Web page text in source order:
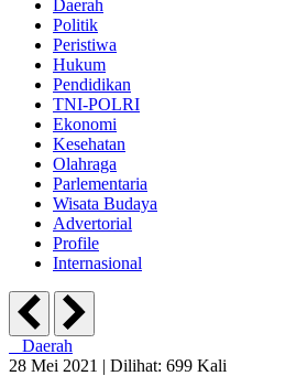
Daerah
Politik
Peristiwa
Hukum
Pendidikan
TNI-POLRI
Ekonomi
Kesehatan
Olahraga
Parlementaria
Wisata Budaya
Advertorial
Profile
Internasional
Daerah
28 Mei 2021 | Dilihat: 699 Kali